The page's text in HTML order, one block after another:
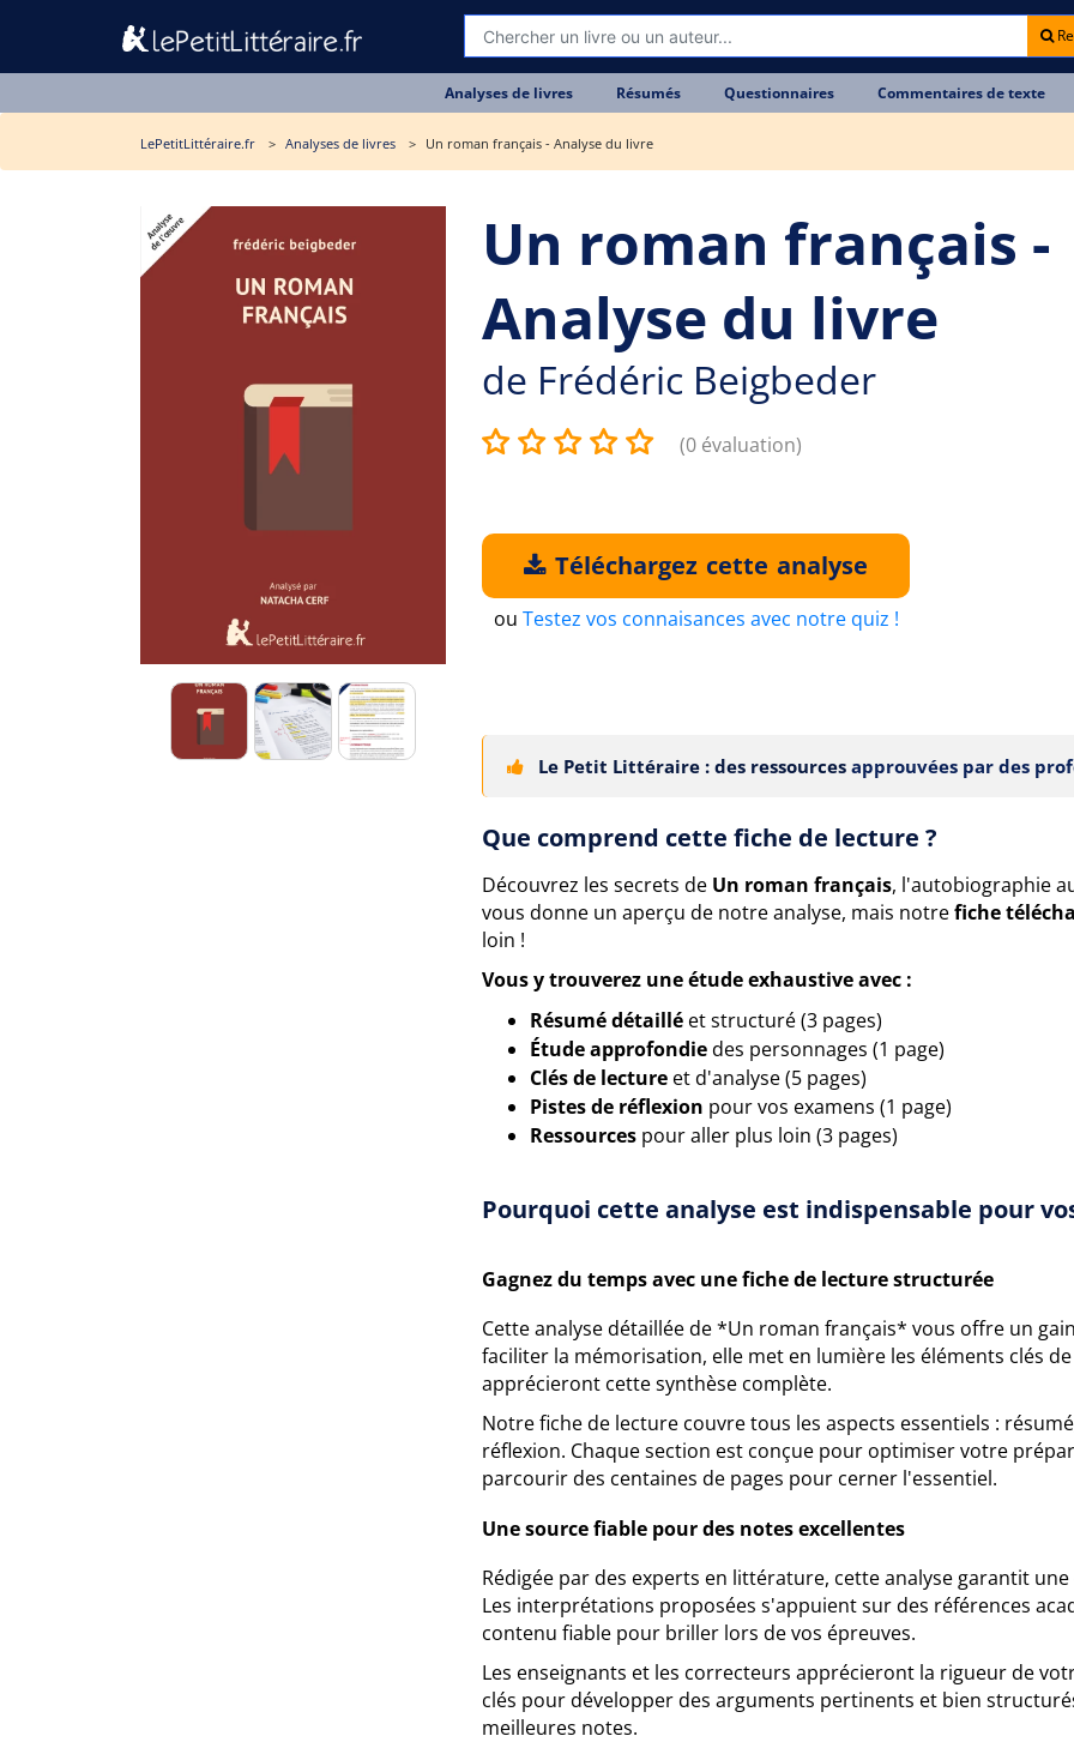
Analyses de livres Résumés Questionnaires Commentaires de texte
LePetitLittéraire.fr Analyses de livres Un roman français - Analyse du livre
Un roman français -
Analyse du livre
de Frédéric Beigbeder
(0 évaluation)
Téléchargez cette analyse
ou Testez vos connaisances avec notre quiz !
Le Petit Littéraire : des ressources approuvées par des
Que comprend cette fiche de lecture ?
Découvrez les secrets de Un roman français, l'autobiographie
vous donne un aperçu de notre analyse, mais notrefiche
loin !
Vous y trouverez une étude exhaustive avec :
Résumé détaillé et structuré (3 pages)
Étude approfondiedes personnages (1 page)
Clés de lecture et d'analyse (5 pages)
Pistes de réflexion pour vos examens (1 page)
Ressources pour aller plus loin (3 pages)
Pourquoi cette analyse est indispensable pour
Gagnez du temps avec une fiche de lecture structurée
Cette analyse détaillée de *Un roman français* vous offre un
faciliter la mémorisation, elle met en lumière les éléments clés
apprécieront cette synthèse complète.
Notre fiche de lecture couvre tous les aspects essentiels :
réflexion. Chaque section est conçue pour optimiser votre
parcourir des centaines de pages pour cerner l'essentiel.
Une source fiable pour des notes excellentes
Rédigée par des experts en littérature, cette analyse garantit
Les interprétations proposées s'appuient sur des références
contenu fiable pour briller lors de vos épreuves.
Les enseignants et les correcteurs apprécieront la rigueur de
clés pour développer des arguments pertinents et bien
meilleures notes.